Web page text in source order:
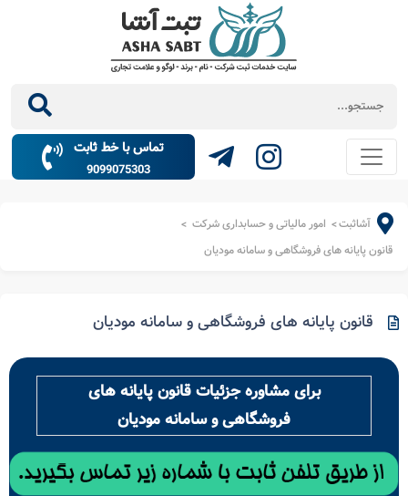
تماس با خط ثابت
9099075303
آشاثبت> امور مالیاتی و حسابداری شرکت >
قانون پایانه های فروشگاهی و سامانه مودیان
قانون پایانه های فروشگاهی و سامانه مودیان
برای مشاوره جزئیات قانون پایانه های
فروشگاهی و سامانه مودیان